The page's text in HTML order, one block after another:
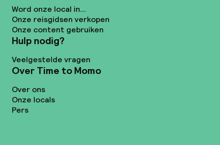
Word onze local in...
Onze reisgidsen verkopen
Onze content gebruiken
Hulp nodig?
Veelgestelde vragen
Over Time to Momo
Over ons
Onze locals
Pers